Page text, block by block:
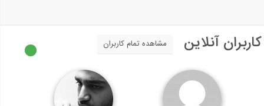
کاربران آنلاین مشاهده تمام کاربران